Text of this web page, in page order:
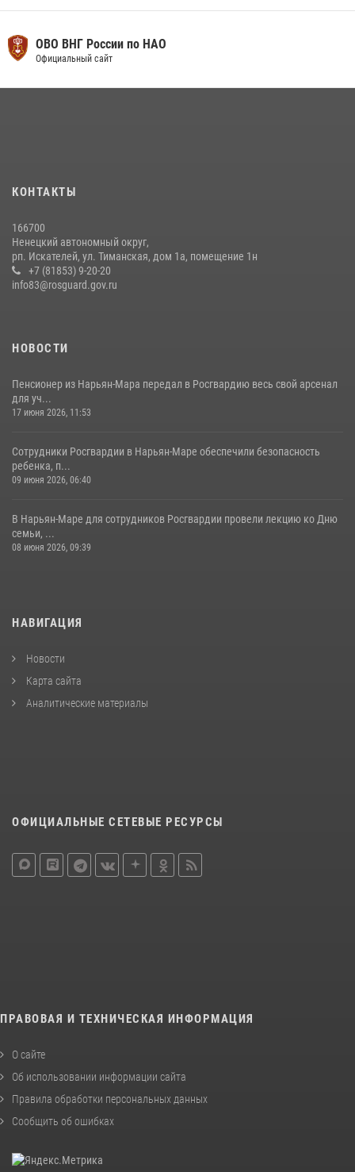
ОВО ВНГ России по НАО
Официальный сайт
КОНТАКТЫ
166700
Ненецкий автономный округ,
рп. Искателей, ул. Тиманская, дом 1а, помещение 1н
+7 (81853) 9-20-20
info83@rosguard.gov.ru
НОВОСТИ
Пенсионер из Нарьян-Мара передал в Росгвардию весь свой арсенал
для уч...
17 июня 2026, 11:53
Сотрудники Росгвардии в Нарьян-Маре обеспечили безопасность
ребенка, п...
09 июня 2026, 06:40
В Нарьян-Маре для сотрудников Росгвардии провели лекцию ко Дню
семьи, ...
08 июня 2026, 09:39
НАВИГАЦИЯ
Новости
Карта сайта
Аналитические материалы
ОФИЦИАЛЬНЫЕ СЕТЕВЫЕ РЕСУРСЫ
ПРАВОВАЯ И ТЕХНИЧЕСКАЯ ИНФОРМАЦИЯ
О сайте
Об использовании информации сайта
Правила обработки персональных данных
Сообщить об ошибках